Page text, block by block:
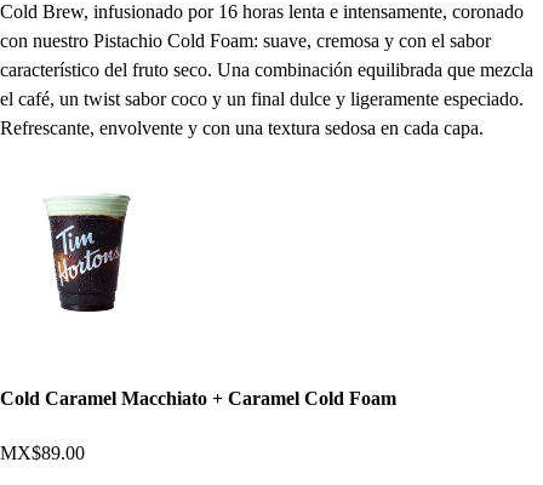
Cold Brew, infusionado por 16 horas lenta e intensamente, coronado
con nuestro Pistachio Cold Foam: suave, cremosa y con el sabor
característico del fruto seco. Una combinación equilibrada que mezcla
el café, un twist sabor coco y un final dulce y ligeramente especiado.
Refrescante, envolvente y con una textura sedosa en cada capa.
Cold Caramel Macchiato + Caramel Cold Foam
MX$89.00